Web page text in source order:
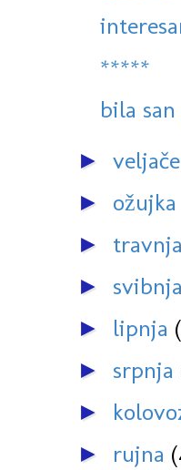
*****
bila
► veljače
► ožujka
► travnja
► svibnja
► lipnja
► srpnja
►
► rujna